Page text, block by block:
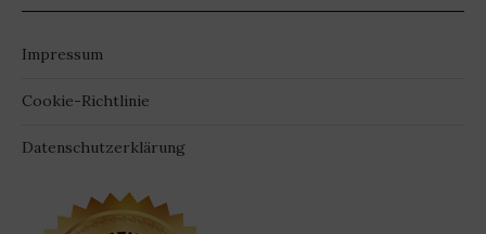
Impressum
Cookie-Richtlinie
Datenschutzerklärung